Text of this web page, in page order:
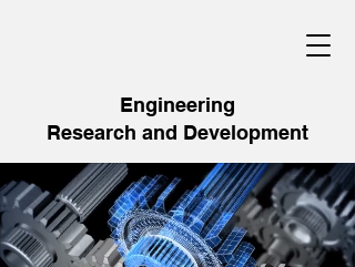
Engineering
Research and Development